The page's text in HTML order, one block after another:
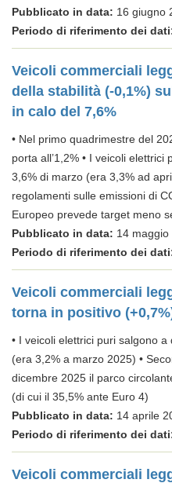
Pubblicato in data: 16 giugno
Periodo di riferimento dei
Veicoli commerciali
della stabilità (-0,1%)
in calo del 7,6%
• Nel primo quadrimestre del
porta all’1,2% • I veicoli
3,6% di marzo (era 3,3% ad
regolamenti sulle emissioni di
Europeo prevede target meno
Pubblicato in data: 14 maggio
Periodo di riferimento dei
Veicoli commerciali
torna in positivo
• I veicoli elettrici puri salgono
(era 3,2% a marzo 2025) •
dicembre 2025 il parco
(di cui il 35,5% ante Euro 4)
Pubblicato in data: 14 aprile
Periodo di riferimento dei
Veicoli commerciali